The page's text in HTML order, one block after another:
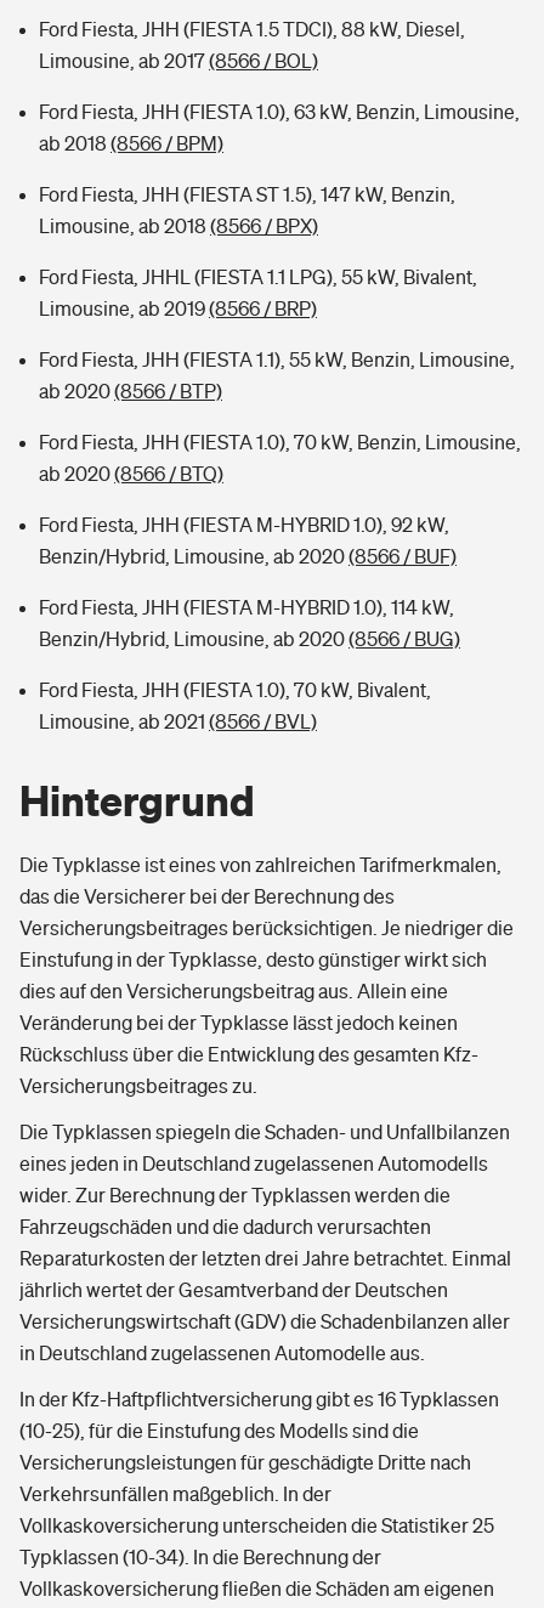
Ford Fiesta, JHH (FIESTA 1.5 TDCI), 88 kW, Diesel,
Limousine, ab 2017(8566 / BOL)
Ford Fiesta, JHH (FIESTA 1.0), 63 kW, Benzin, Limousine,
ab 2018 (8566 / BPM)
Ford Fiesta, JHH (FIESTA ST 1.5), 147 kW, Benzin,
Limousine, ab 2018 (8566 / BPX)
Ford Fiesta, JHHL (FIESTA 1.1 LPG), 55 kW, Bivalent,
Limousine, ab 2019(8566 / BRP)
Ford Fiesta, JHH (FIESTA 1.1), 55 kW, Benzin, Limousine,
ab 2020(8566 / BTP)
Ford Fiesta, JHH (FIESTA 1.0), 70 kW, Benzin, Limousine,
ab 2020(8566 / BTQ)
Ford Fiesta, JHH (FIESTA M-HYBRID 1.0), 92 kW,
Benzin/Hybrid, Limousine, ab 2020(8566 / BUF)
Ford Fiesta, JHH (FIESTA M-HYBRID 1.0), 114 kW,
Benzin/Hybrid, Limousine, ab 2020(8566 / BUG)
Ford Fiesta, JHH (FIESTA 1.0), 70 kW, Bivalent,
Limousine, ab 2021 (8566 / BVL)
Hintergrund
Die Typklasse ist eines von zahlreichen Tarifmerkmalen,
das die Versicherer bei der Berechnung des
Versicherungsbeitrages berücksichtigen. Je niedriger die
Einstufung in der Typklasse, desto günstiger wirkt sich
dies auf den Versicherungsbeitrag aus. Allein eine
Veränderung bei der Typklasse lässt jedoch keinen
Rückschluss über die Entwicklung des gesamten Kfz-
Versicherungsbeitrages zu.
Die Typklassen spiegeln die Schaden- und Unfallbilanzen
eines jeden in Deutschland zugelassenen Automodells
wider. Zur Berechnung der Typklassen werden die
Fahrzeugschäden und die dadurch verursachten
Reparaturkosten der letzten drei Jahre betrachtet. Einmal
jährlich wertet der Gesamtverband der Deutschen
Versicherungswirtschaft (GDV) die Schadenbilanzen aller
in Deutschland zugelassenen Automodelle aus.
In der Kfz-Haftpflichtversicherung gibt es 16 Typklassen
(10-25), für die Einstufung des Modells sind die
Versicherungsleistungen für geschädigte Dritte nach
Verkehrsunfällen maßgeblich. In der
Vollkaskoversicherung unterscheiden die Statistiker 25
Typklassen (10-34). In die Berechnung der
Vollkaskoversicherung fließen die Schäden am eigenen